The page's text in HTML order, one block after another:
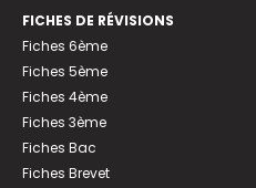
FICHES DE RÉVISIONS
Fiches 6ème
Fiches 5ème
Fiches 4ème
Fiches 3ème
Fiches Bac
Fiches Brevet